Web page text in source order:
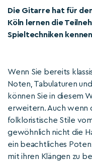
Die Gitarre hat für
Köln lernen die
Spieltechniken
Wenn Sie bereits
Noten, Tabulaturen
können Sie in diesem
erweitern. Auch wenn
folkloristische Stile
gewöhnlich nicht die
ein beachtliches
mit ihren Klängen zu